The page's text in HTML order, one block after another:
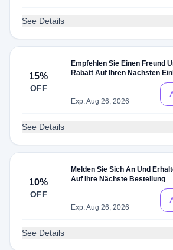
See Details
15%
OFF
Empfehlen Sie Einen Freund
Rabatt Auf Ihren Nächsten
Exp: Aug 26, 2026
See Details
10%
OFF
Melden Sie Sich An Und
Auf Ihre Nächste Bestellung
Exp: Aug 26, 2026
See Details